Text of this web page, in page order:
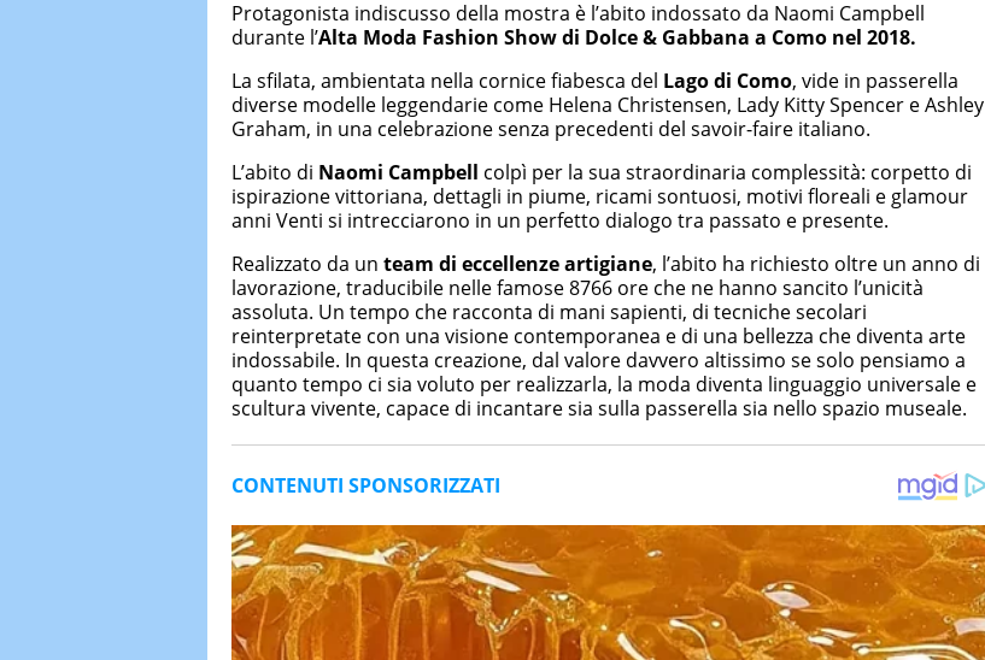
Protagonista indiscusso della mostra è l’abito indossato da Naomi Campbell
durante l’Alta Moda Fashion Show di Dolce & Gabbana a Como nel 2018.
La sfilata, ambientata nella cornice fiabesca del Lago di Como, vide in passerella
diverse modelle leggendarie come Helena Christensen, Lady Kitty Spencer e Ashley
Graham, in una celebrazione senza precedenti del savoir-faire italiano.
L’abito di Naomi Campbell colpì per la sua straordinaria complessità: corpetto di
ispirazione vittoriana, dettagli in piume, ricami sontuosi, motivi floreali e glamour
anni Venti si intrecciarono in un perfetto dialogo tra passato e presente.
Realizzato da un team di eccellenze artigiane, l’abito ha richiesto oltre un anno di
lavorazione, traducibile nelle famose 8766 ore che ne hanno sancito l’unicità
assoluta. Un tempo che racconta di mani sapienti, di tecniche secolari
reinterpretate con una visione contemporanea e di una bellezza che diventa arte
indossabile. In questa creazione, dal valore davvero altissimo se solo pensiamo a
quanto tempo ci sia voluto per realizzarla, la moda diventa linguaggio universale e
scultura vivente, capace di incantare sia sulla passerella sia nello spazio museale.